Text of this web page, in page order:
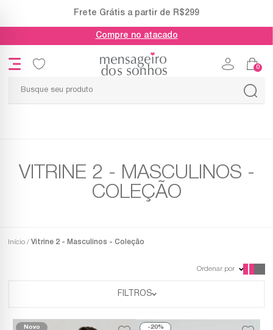
Frete Grátis a partir de R$299
Compre no atacado
0
VITRINE 2 - MASCULINOS -
COLEÇÃO
Início Vitrine 2 - Masculinos - Coleção
Ordenar por
FILTROS
Novo
20%